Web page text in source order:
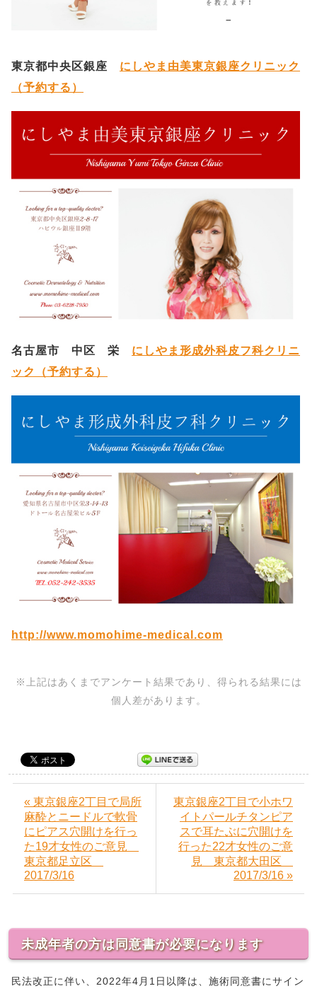
東京都中央区銀座 にしやま由美東京銀座クリニック
（予約する）
名古屋市 中区 栄 にしやま形成外科皮フ科クリニ
ック（予約する）
http://www.momohime-medical.com
※上記はあくまでアンケート結果であり、得られる結果には
個人差があります。
« 東京銀座2丁目で局所
麻酔とニードルで軟骨
にピアス穴開けを行っ
た19才女性のご意見
東京都足立区
2017/3/16
東京銀座2丁目で小ホワ
イトパールチタンピア
スで耳たぶに穴開けを
行った22才女性のご意
見 東京都大田区
2017/3/16 »
未成年者の方は同意書が必要になります
民法改正に伴い、2022年4月1日以降は、施術同意書にサイン